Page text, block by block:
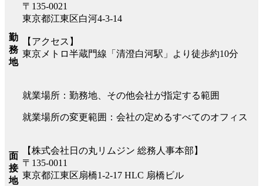
勤
務
地
〒135-0021
東京都江東区白河4-3-14
【アクセス】
東京メトロ半蔵門線「清澄白河駅」より徒歩約10分
就業場所：勤務地、その他会社が指定する範囲
就業場所の変更範囲：会社の定めるすべてのオフィス
面
接
地
【株式会社日の丸リムジン 総務人事本部】
〒135-0011
東京都江東区扇橋1-2-17 HLC 扇橋ビル